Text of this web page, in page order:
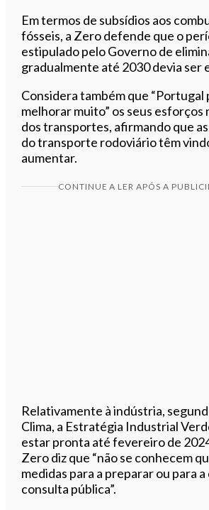
Em termos de subsídios aos
fósseis, a Zero defende que o
estipulado pelo Governo de
gradualmente até 2030 devia ser
Considera também que “Portugal
melhorar muito” os seus esforços
dos transportes, afirmando que
do transporte rodoviário têm
aumentar.
CONTINUE A LER APÓS A
Relativamente à indústria,
Clima, a Estratégia Industrial
estar pronta até fevereiro de
Zero diz que “não se conhecem
medidas para a preparar ou para
consulta pública”.